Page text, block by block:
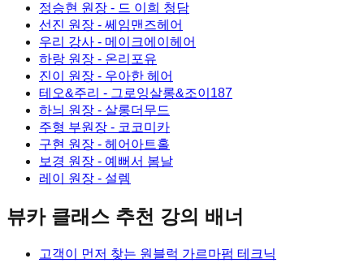
정승현 원장 - 드 이희 청담
선진 원장 - 쎄임맨즈헤어
우리 강사 - 메이크에이헤어
하랑 원장 - 온리포유
진이 원장 - 우아한 헤어
테오&주리 - 그로잉살롱&조이187
하늬 원장 - 살롱더무드
주형 부원장 - 코코미카
구현 원장 - 헤어아트홀
보경 원장 - 예뻐서 봄날
레이 원장 - 설렘
뷰카 클래스 추천 강의 배너
고객이 먼저 찾는 원블럭 가르마펌 테크닉